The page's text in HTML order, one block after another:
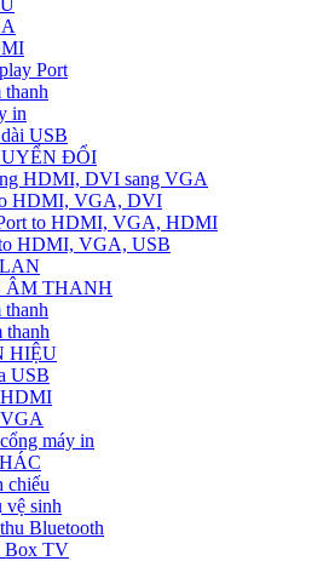
Port
in
USB
ĐỔI
HDMI, DVI sang VGA
HDMI, VGA, DVI
to HDMI, VGA, HDMI
HDMI, VGA, USB
ÂM THANH
thanh
thanh
HIỆU
USB
máy in
chiếu
vệ sinh
Bluetooth
Box TV